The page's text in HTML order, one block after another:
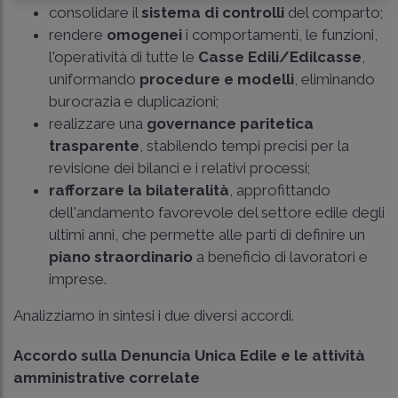
consolidare il sistema di controlli del comparto;
rendere omogenei i comportamenti, le funzioni,
l'operatività di tutte le Casse Edili/Edilcasse
uniformando procedure e modelli , eliminando
burocrazia e duplicazioni;
realizzare una governance paritetica
trasparente , stabilendo tempi precisi per la
revisione dei bilanci e i relativi processi;
rafforzare la bilateralità , approfittando
dell'andamento favorevole del settore edile degli
ultimi anni, che permette alle parti di definire un
piano straordinario a beneficio di lavoratori e
imprese.
Analizziamo in sintesi i due diversi accordi.
Accordo sulla Denuncia Unica Edile e le attività
amministrative correlate